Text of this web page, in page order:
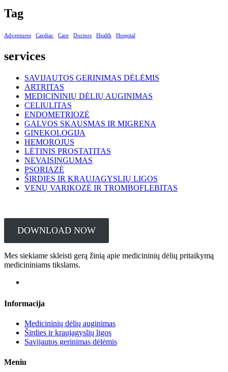
Tag
Adventures Cardiac Care Doctors Health Hospital
services
SAVIJAUTOS GERINIMAS DĖLĖMIS
ARTRITAS
MEDICININIŲ DĖLIŲ AUGINIMAS
CELIULITAS
ENDOMETRIOZĖ
GALVOS SKAUSMAS IR MIGRENA
GINEKOLOGIJA
HEMOROJUS
LĖTINIS PROSTATITAS
NEVAISINGUMAS
PSORIAZĖ
ŠIRDIES IR KRAUJAGYSLIŲ LIGOS
VENŲ VARIKOZĖ IR TROMBOFLEBITAS
DOWNLOAD NOW
Mes siekiame skleisti gerą žinią apie medicininių dėlių pritaikymą
medicininiams tikslams.
Informacija
Medicininių dėlių auginimas
Širdies ir kraujagyslių ligos
Savijautos gerinimas dėlėmis
Meniu